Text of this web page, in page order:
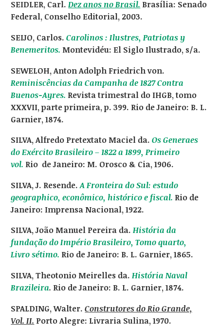
SEIDLER, Carl.Dez anos no Brasil. Brasília: Senado
Federal, Conselho Editorial, 2003.
SEIJO, Carlos.Carolinos : Ilustres, Patriotas y
Benemeritos. Montevidéu: El Siglo Ilustrado, s/a.
SEWELOH, Anton Adolph Friedrich von.
Reminiscências da Campanha de 1827 Contra
Buenos-Ayres. Revista trimestral do IHGB, tomo
XXXVII, parte primeira, p. 399. Rio de Janeiro: B. L.
Garnier, 1874.
SILVA, Alfredo Pretextato Maciel da.Os Generaes
do Exército Brasileiro – 1822 a 1899, Primeiro
vol. Rio de Janeiro: M. Orosco & Cia, 1906.
SILVA, J. Resende.A Fronteira do Sul: estudo
geographico, econômico, histórico e fiscal. Rio de
Janeiro: Imprensa Nacional, 1922.
SILVA, João Manuel Pereira da.História da
fundação do Império Brasileiro, Tomo quarto,
Livro sétimo. Rio de Janeiro: B. L. Garnier, 1865.
SILVA, Theotonio Meirelles da.História Naval
Brazileira. Rio de Janeiro: B. L. Garnier, 1874.
SPALDING, Walter.Construtores do Rio Grande,
Vol. II. Porto Alegre: Livraria Sulina, 1970.